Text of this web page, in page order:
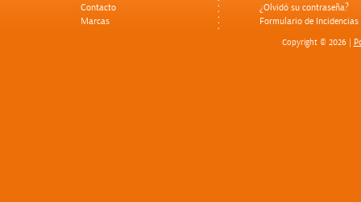
Contacto
Marcas
¿Olvidó su contraseña?
Formulario de Incidencias
Copyright © 2026 |